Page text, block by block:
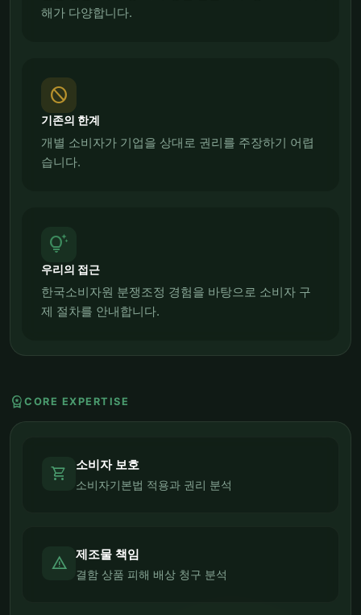
해가 다양합니다.
block
기존의 한계
개별 소비자가 기업을 상대로 권리를 주장하기 어렵
습니다.
tips_and_updates
우리의 접근
한국소비자원 분쟁조정 경험을 바탕으로 소비자 구
제 절차를 안내합니다.
workspace_premium CORE EXPERTISE
shopping_cart 소비자 보호
소비자기본법 적용과 권리 분석
report_problem 제조물 책임
결함 상품 피해 배상 청구 분석